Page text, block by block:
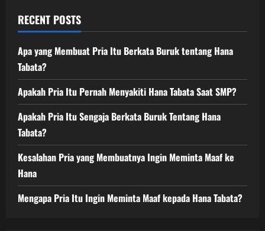
RECENT POSTS
Apa yang Membuat Pria Itu Berkata Buruk tentang Hana
Tabata?
Apakah Pria Itu Pernah Menyakiti Hana Tabata Saat SMP?
Apakah Pria Itu Sengaja Berkata Buruk Tentang Hana
Tabata?
Kesalahan Pria yang Membuatnya Ingin Meminta Maaf ke
Hana
Mengapa Pria Itu Ingin Meminta Maaf kepada Hana Tabata?